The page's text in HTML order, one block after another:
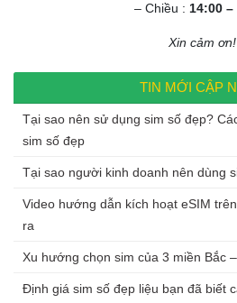
– Chiều : 14:00 –
Xin cảm ơn!
TIN MỚI CẬP
Tại sao nên sử dụng sim số đẹp?
sim số đẹp
Tại sao người kinh doanh nên dùng
Video hướng dẫn kích hoạt eSIM
ra
Xu hướng chọn sim của 3 miền Bắc
Định giá sim số đẹp liệu bạn đã biết